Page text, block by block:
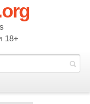
18+